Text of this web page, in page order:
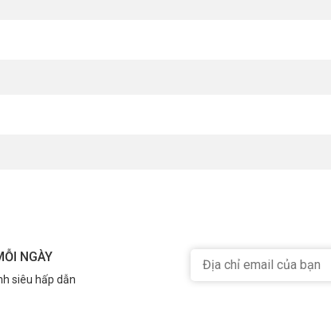
Tham khảo thêm thông tin tại
NGÀY
siêu hấp dẫn